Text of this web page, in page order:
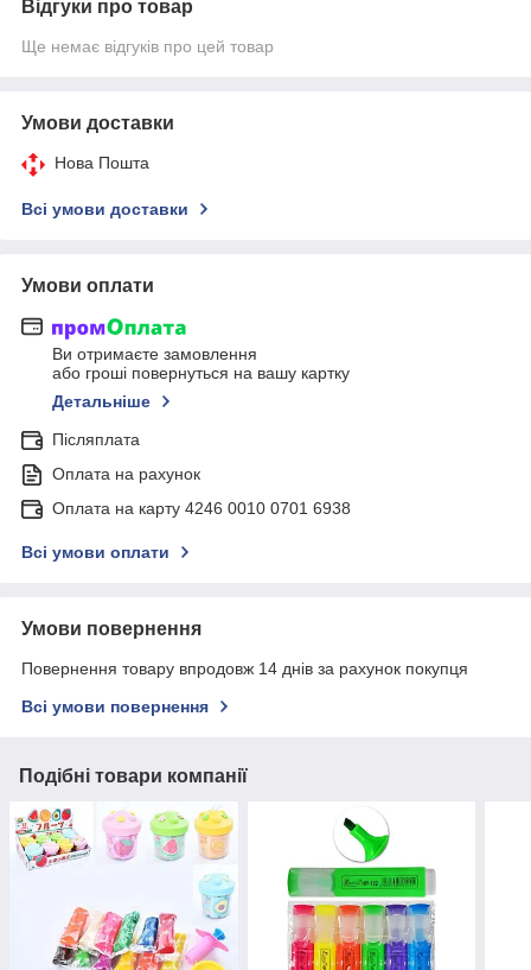
Відгуки про товар
Ще немає відгуків про цей товар
Умови доставки
Нова Пошта
Всі умови доставки
Умови оплати
Ви отримаєте замовлення
або гроші повернуться на вашу картку
Детальніше
Післяплата
Оплата на рахунок
Оплата на карту 4246 0010 0701 6938
Всі умови оплати
Умови повернення
Повернення товару впродовж 14 днів за рахунок покупця
Всі умови повернення
Подібні товари компанії